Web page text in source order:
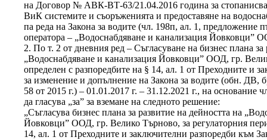
на Договор № АВК-ВТ-63/21.04.2016 година за
ВиК системите и съоръженията и предоставяне на
па реда на Закона за водите (чл. 198п, ал. 1, предложение
оператора – „Водоснабдяване и канализация Йовковци”
2. По т. 2 от дневния ред – Съгласуване на бизнес плана за
„Водоснабдяване и канализация Йовковци” ООД, гр.
определен с разпоредбите на § 14, ал. 1 от Преходните и
за изменение и допълнение на Закона за водите (обн. ДВ,
58 от 2015 г.) – 01.01.2017 г. – 31.12.2021 г., на основание
да гласува „за” за вземане на следното решение:
„Съгласува бизнес плана за развитие на дейността на
Йовковци” ООД, гр. Велико Търново, за регулаторния
14, ал. 1 от Преходните и заключителни разпоредби към